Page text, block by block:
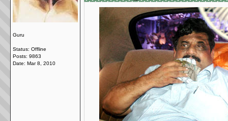
Guru
Status: Offline
Posts: 9863
Date: Mar 8, 2010